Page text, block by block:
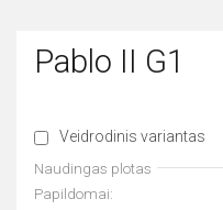
Pablo II G1
Veidrodinis variantas
Naudingas plotas
Papildomai: